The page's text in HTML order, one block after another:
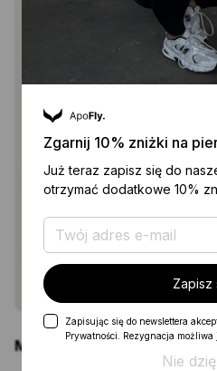
Modelujący pas
Wzrost
150-
173cm
M/L
181cm
Zgarnij 10% zniżki na
Już teraz zapisz się do
otrzymać dodatkowe 10%
Zapisz
Zapisując się do newslettera
Prywatności. Rezygnacja możliwa
Nie